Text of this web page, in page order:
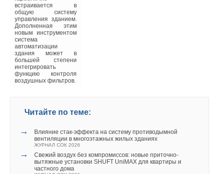
встраивается в
общую систему
управления зданием.
Дополненная этим
новым инструментом
система
автоматизации
здания может в
большей степени
интегрировать
функцию контроля
воздушных фильтров.
Читайте по теме:
→
Влияние стак‑эффекта на систему противодымной
вентиляции в многоэтажных жилых зданиях
ЖУРНАЛ СОК 2026
→
Свежий воздух без компромиссов: новые приточно-
вытяжные установки SHUFT UniMAX для квартиры и
частного дома
Минуллин, директор
по маркетингу и
продажам компании
Proplex, первого
российского
разработчика и
крупнейшего
производителя
оконных ПВХ-систем
по австрийским
технологиям.
Краснодарского края
энергоэффективные
весьма полезными для
сокращения затрат на
отопление
спортивных объектов,
то что же говорить о
более северных
регионах! Как